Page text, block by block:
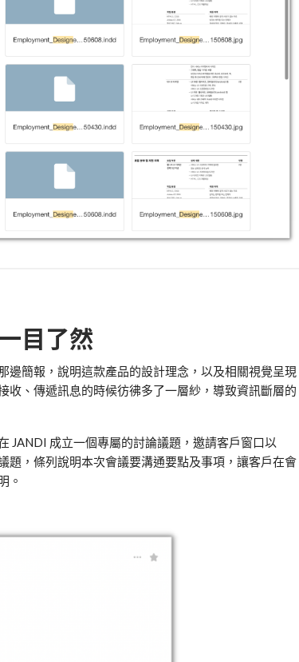
目了然
簡報，說明這款產品的設計理念，以及相關視覺呈現
收、傳遞訊息的時候彷彿多了一層紗，導致資訊斷層的
JANDI 成立一個專屬的討論議題，邀請客戶窗口以
題，條列說明本次會議要溝通要點及事項，讓客戶在會
。